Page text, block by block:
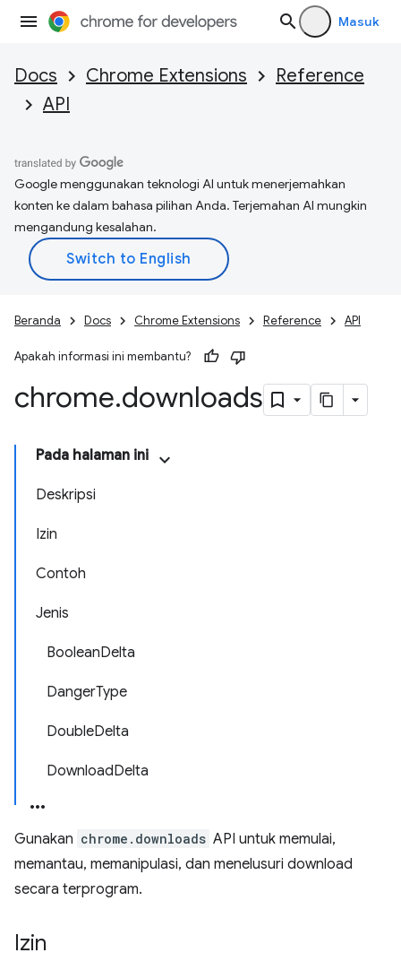
Masuk
Docs Chrome Extensions
Reference
API
Google menggunakan teknologi AI untuk menerjemahkan
konten ke dalam bahasa pilihan Anda. Terjemahan AI mungkin
mengandung kesalahan.
Beranda Docs Chrome Extensions Reference API
Apakah informasi ini membantu?
chrome.downloads
Pada halaman ini
Deskripsi
Izin
Contoh
Jenis
BooleanDelta
DangerType
DoubleDelta
DownloadDelta
Gunakan chrome.downloads API untuk memulai,
memantau, memanipulasi, dan menelusuri download
secara terprogram.
Izin